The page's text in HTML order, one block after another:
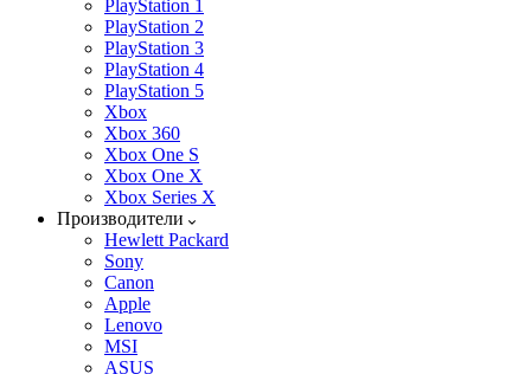
PlayStation 1
PlayStation 2
PlayStation 3
PlayStation 4
PlayStation 5
Xbox
Xbox 360
Xbox One S
Xbox One X
Xbox Series X
Производители
Hewlett Packard
Sony
Canon
Apple
Lenovo
MSI
ASUS